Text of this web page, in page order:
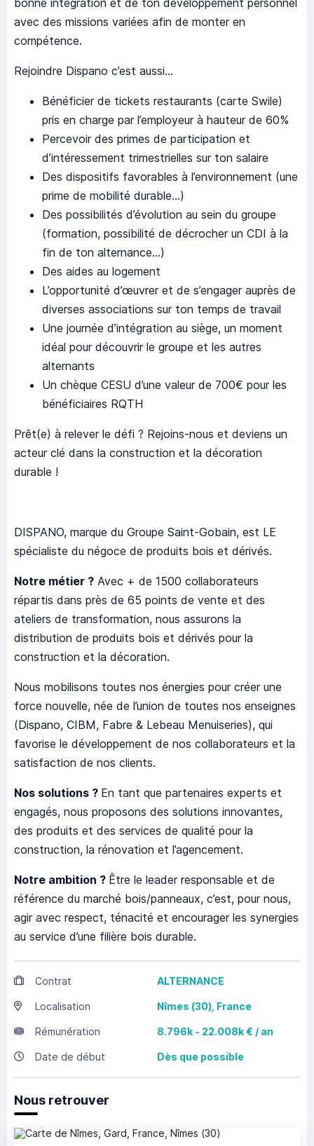
bonne intégration et de ton développement personnel
avec des missions variées afin de monter en
compétence.
Rejoindre Dispano c’est aussi…
Bénéficier de tickets restaurants (carte Swile)
pris en charge par l’employeur à hauteur de 60%
Percevoir des primes de participation et
d’intéressement trimestrielles sur ton salaire
Des dispositifs favorables à l’environnement (une
prime de mobilité durable…)
Des possibilités d’évolution au sein du groupe
(formation, possibilité de décrocher un CDI à la
fin de ton alternance…)
Des aides au logement
L’opportunité d’œuvrer et de s’engager auprès de
diverses associations sur ton temps de travail
Une journée d’intégration au siège, un moment
idéal pour découvrir le groupe et les autres
alternants
Un chèque CESU d’une valeur de 700€ pour les
bénéficiaires RQTH
Prêt(e) à relever le défi ? Rejoins-nous et deviens un
acteur clé dans la construction et la décoration
durable !
DISPANO, marque du Groupe Saint-Gobain, est LE
spécialiste du négoce de produits bois et dérivés.
Notre métier ? Avec + de 1500 collaborateurs
répartis dans près de 65 points de vente et des
ateliers de transformation, nous assurons la
distribution de produits bois et dérivés pour la
construction et la décoration.
Nous mobilisons toutes nos énergies pour créer une
force nouvelle, née de l’union de toutes nos enseignes
(Dispano, CIBM, Fabre & Lebeau Menuiseries), qui
favorise le développement de nos collaborateurs et la
satisfaction de nos clients.
Nos solutions ? En tant que partenaires experts et
engagés, nous proposons des solutions innovantes,
des produits et des services de qualité pour la
construction, la rénovation et l’agencement.
Notre ambition ? Être le leader responsable et de
référence du marché bois/panneaux, c’est, pour nous,
agir avec respect, ténacité et encourager les synergies
au service d’une filière bois durable.
Contrat ALTERNANCE
Localisation Nîmes (30), France
Rémunération 8.796k - 22.008k € / an
Date de début Dès que possible
Nous retrouver